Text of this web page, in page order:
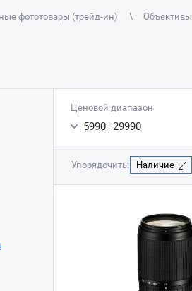
фототовары (трейд-ин) Объективы
Ценовой диапазон
5990–29990
Упорядочить: Наличие